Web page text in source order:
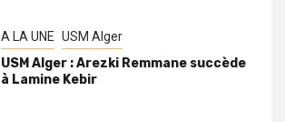
A LA UNE USM Alger
USM Alger : Arezki Remmane succède
à Lamine Kebir